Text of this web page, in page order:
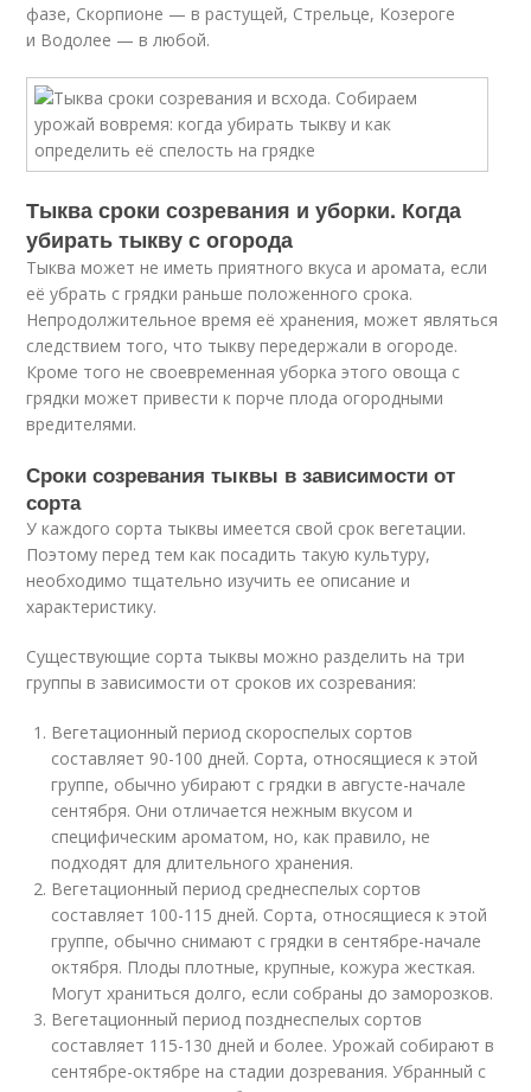
фазе, Скорпионе — в растущей, Стрельце, Козероге
и Водолее — в любой.
Тыква сроки созревания и уборки. Когда
убирать тыкву с огорода
Тыква может не иметь приятного вкуса и аромата, если
её убрать с грядки раньше положенного срока.
Непродолжительное время её хранения, может являться
следствием того, что тыкву передержали в огороде.
Кроме того не своевременная уборка этого овоща с
грядки может привести к порче плода огородными
вредителями.
Сроки созревания тыквы в зависимости от
сорта
У каждого сорта тыквы имеется свой срок вегетации.
Поэтому перед тем как посадить такую культуру,
необходимо тщательно изучить ее описание и
характеристику.
Существующие сорта тыквы можно разделить на три
группы в зависимости от сроков их созревания:
Вегетационный период скороспелых сортов
составляет 90-100 дней. Сорта, относящиеся к этой
группе, обычно убирают с грядки в августе-начале
сентября. Они отличается нежным вкусом и
специфическим ароматом, но, как правило, не
подходят для длительного хранения.
Вегетационный период среднеспелых сортов
составляет 100-115 дней. Сорта, относящиеся к этой
группе, обычно снимают с грядки в сентябре-начале
октября. Плоды плотные, крупные, кожура жесткая.
Могут храниться долго, если собраны до заморозков.
Вегетационный период позднеспелых сортов
составляет 115-130 дней и более. Урожай собирают в
сентябре-октябре на стадии дозревания. Убранный с